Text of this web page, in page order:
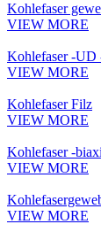
Kohlefaser
VIEW MORE
Kohlefaser -UD
VIEW MORE
Kohlefaser Filz
VIEW MORE
Kohlefaser -
VIEW MORE
VIEW MORE